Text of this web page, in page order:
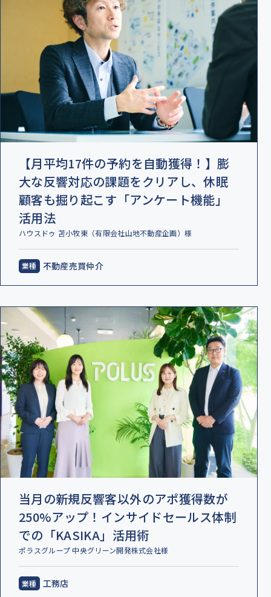
【月平均17件の予約を自動獲得！】膨
大な反響対応の課題をクリアし、休眠
顧客も掘り起こす「アンケート機能」
活用法
ハウスドゥ 苫小牧東（有限会社山地不動産企画）様
不動産売買仲介
当月の新規反響客以外のアポ獲得数が
250%アップ！インサイドセールス体制
での「KASIKA」活用術
ポラスグループ 中央グリーン開発株式会社様
工務店